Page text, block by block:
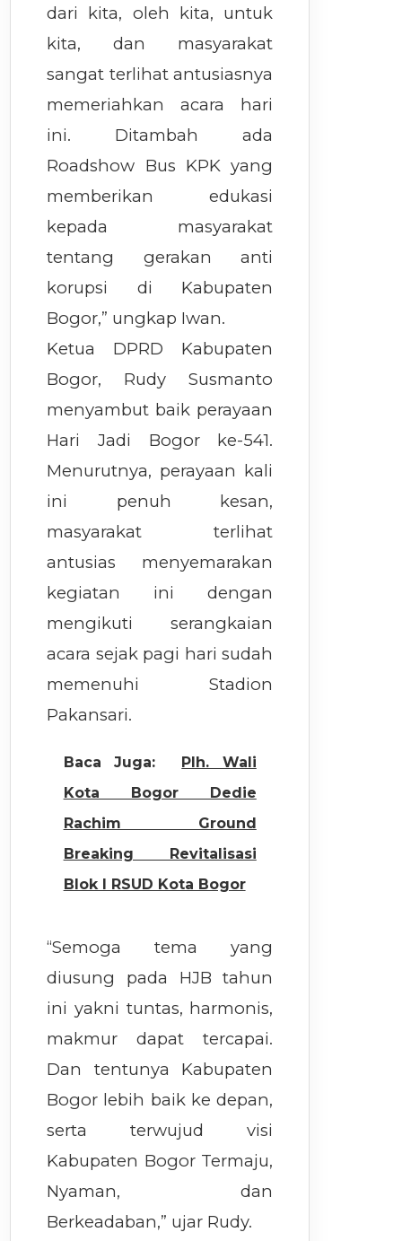
dari kita, oleh kita, untuk
kita, dan masyarakat
sangat terlihat antusiasnya
memeriahkan acara hari
ini. Ditambah ada
Roadshow Bus KPK yang
memberikan edukasi
kepada masyarakat
tentang gerakan anti
korupsi di Kabupaten
Bogor,” ungkap Iwan.
Ketua DPRD Kabupaten
Bogor, Rudy Susmanto
menyambut baik perayaan
Hari Jadi Bogor ke-541.
Menurutnya, perayaan kali
ini penuh kesan,
masyarakat terlihat
antusias menyemarakan
kegiatan ini dengan
mengikuti serangkaian
acara sejak pagi hari sudah
memenuhi Stadion
Pakansari.
Baca Juga:
Plh. Wali
Kota Bogor Dedie
Rachim Ground
Breaking Revitalisasi
Blok I RSUD Kota Bogor
“Semoga tema yang
diusung pada HJB tahun
ini yakni tuntas, harmonis,
makmur dapat tercapai.
Dan tentunya Kabupaten
Bogor lebih baik ke depan,
serta terwujud visi
Kabupaten Bogor Termaju,
Nyaman, dan
Berkeadaban,” ujar Rudy.